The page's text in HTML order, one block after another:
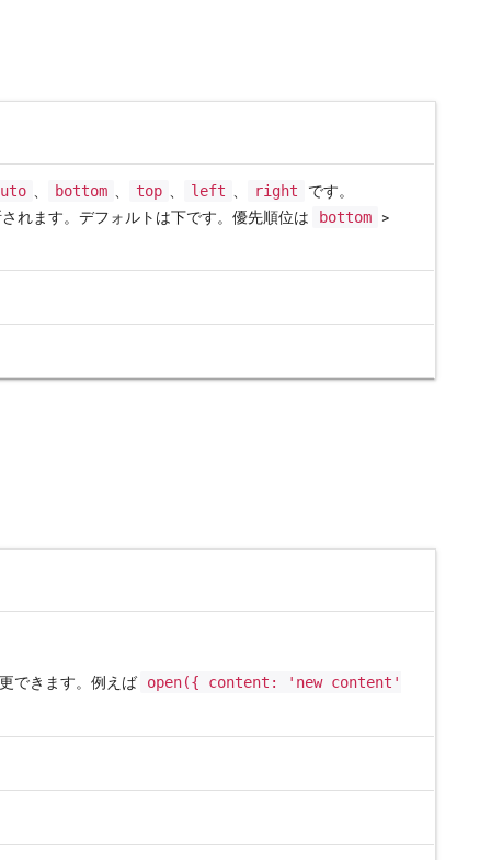
bottom top left right
です。
れます。デフォルトは下です。優先順位は bottom
>
できます。例えば
open({ content: 'new content'